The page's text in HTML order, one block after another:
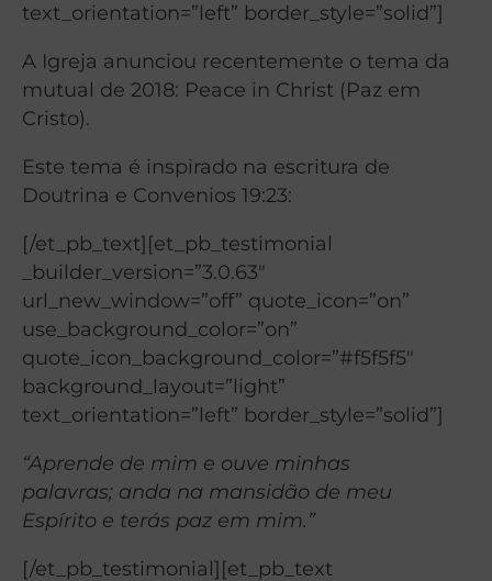
text_orientation=”left” border_style=”solid”]
A Igreja anunciou recentemente o tema da
mutual de 2018: Peace in Christ (Paz em
Cristo).
Este tema é inspirado na escritura de
Doutrina e Convenios 19:23:
[/et_pb_text][et_pb_testimonial
_builder_version=”3.0.63″
url_new_window=”off” quote_icon=”on”
use_background_color=”on”
quote_icon_background_color=”#f5f5f5″
background_layout=”light”
text_orientation=”left” border_style=”solid”]
“Aprende de mim e ouve minhas
palavras; anda na mansidão de meu
Espírito e terás paz em mim.”
[/et_pb_testimonial][et_pb_text